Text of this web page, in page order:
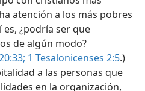
atención a los más pobres
es, ¿podría ser que
de algún modo?
1 Tesalonicenses 2:5.)
a las personas que
en la organización,